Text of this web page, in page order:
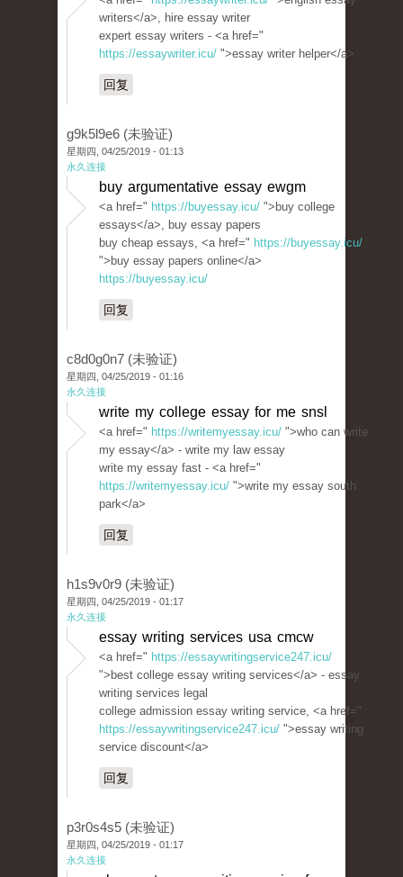
writers</a>, hire essay writer
expert essay writers - <a href="
https://essaywriter.icu/ ">essay writer helper</a>
回复
g9k5l9e6 (未验证)
星期四, 04/25/2019 - 01:13
永久连接
buy argumentative essay ewgm
<a href=" https://buyessay.icu/ ">buy college
essays</a>, buy essay papers
buy cheap essays, <a href=" https://buyessay.icu/
">buy essay papers online</a>
https://buyessay.icu/
回复
c8d0g0n7 (未验证)
星期四, 04/25/2019 - 01:16
永久连接
write my college essay for me snsl
<a href=" https://writemyessay.icu/ ">who can write
my essay</a> - write my law essay
write my essay fast - <a href="
https://writemyessay.icu/ ">write my essay south
park</a>
回复
h1s9v0r9 (未验证)
星期四, 04/25/2019 - 01:17
永久连接
essay writing services usa cmcw
<a href=" https://essaywritingservice247.icu/
">best college essay writing services</a> - essay
writing services legal
college admission essay writing service, <a href="
https://essaywritingservice247.icu/ ">essay writing
service discount</a>
回复
p3r0s4s5 (未验证)
星期四, 04/25/2019 - 01:17
永久连接